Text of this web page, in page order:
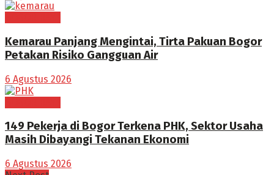
Kemarau Panjang Mengintai, Tirta Pakuan Bogor
Petakan Risiko Gangguan Air
6 Agustus 2026
149 Pekerja di Bogor Terkena PHK, Sektor Usaha
Masih Dibayangi Tekanan Ekonomi
6 Agustus 2026